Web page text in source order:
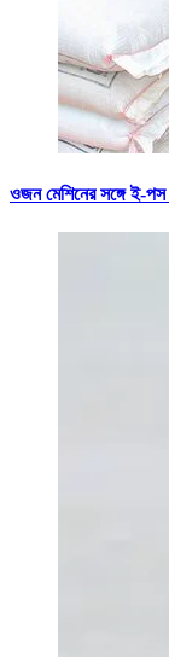
ওজন মেশিনের সঙ্গে ই-